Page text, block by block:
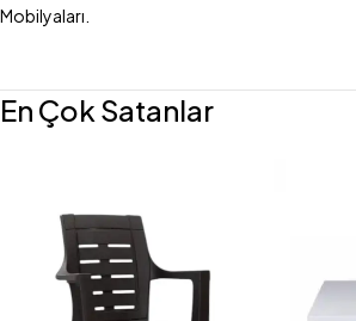
Mobilyaları.
En Çok Satanlar